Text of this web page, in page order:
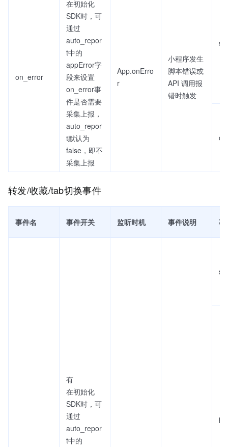
on_error
在初始化
SDK时，可
通过
auto_repor
t中的
appError字
段来设置
on_error事
件是否需要
采集上报，
auto_repor
t默认为
false，即不
采集上报
App.onErro
r
小程序发生
脚本错误或
API 调用报
错时触发
转发/收藏/tab切换事件
事件名 事件开关 监听时机 事件说明 事
有
在初始化
SDK时，可
通过
auto_repor
t中的